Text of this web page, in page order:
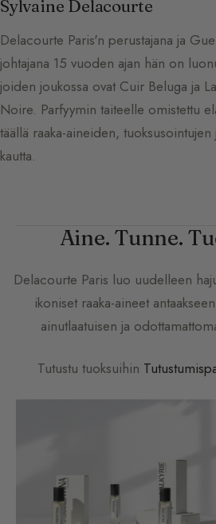
Sylvaine Delacourte
Delacourte Paris'n perustajana ja
johtajana 15 vuoden ajan hän on
joiden joukossa ovat Cuir Beluga ja
Noire. Parfyymin taiteelle omistettu
täällä raaka-aineiden,
kautta.
Aine. Tunne.
Delacourte Paris luo uudelleen
ikoniset raaka-aineet
ainutlaatuisen ja
Tutustu tuoksuihin